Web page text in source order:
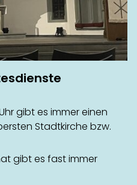
gibt es immer einen
Stadtkirche bzw.
gibt es fast immer